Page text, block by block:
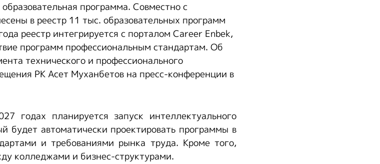
программа. Совместно с
в реестр 11 тыс. образовательных программ
реестр интегрируется с порталом Career Enbek,
программ профессиональным стандартам. Об
технического и профессионального
РК Асет Муханбетов на пресс-конференции в
годах планируется запуск интеллектуального
будет автоматически проектировать программы в
и требованиями рынка труда. Кроме того,
колледжами и бизнес-структурами.